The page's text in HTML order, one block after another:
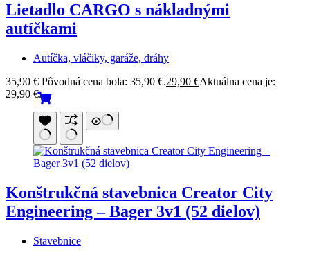
Lietadlo CARGO s nákladnými
autíčkami
Autíčka, vláčiky, garáže, dráhy
35,90€ Pôvodná cena bola: 35,90 €.29,90 €Aktuálna cena je:
29,90 €.
Konštrukčná stavebnica Creator City
Engineering – Bager 3v1 (52 dielov)
Stavebnice